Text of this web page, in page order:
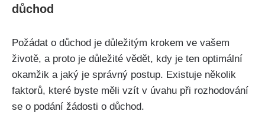
důchod
Požádat o důchod je důležitým krokem ve vašem
životě, a proto je důležité vědět, kdy je ten optimální
okamžik a jaký je správný postup. Existuje několik
faktorů, které byste měli vzít v úvahu při rozhodování
se o podání žádosti o důchod.